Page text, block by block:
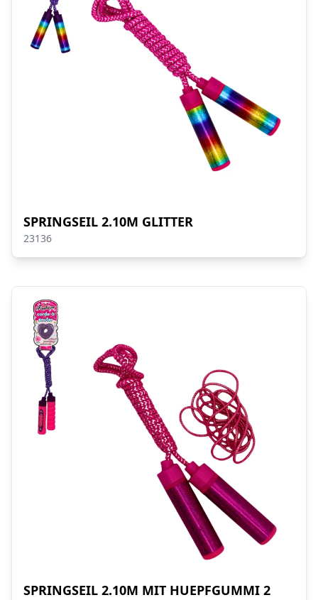
SPRINGSEIL 2.10M GLITTER
23136
SPRINGSEIL 2.10M MIT HUEPFGUMMI 2